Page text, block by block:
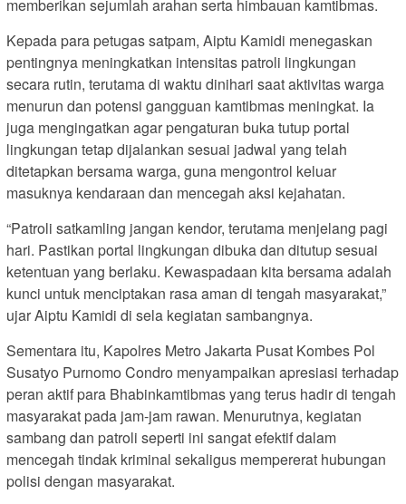
memberikan sejumlah arahan serta himbauan kamtibmas.
Kepada para petugas satpam, Aiptu Kamidi menegaskan
pentingnya meningkatkan intensitas patroli lingkungan
secara rutin, terutama di waktu dinihari saat aktivitas warga
menurun dan potensi gangguan kamtibmas meningkat. Ia
juga mengingatkan agar pengaturan buka tutup portal
lingkungan tetap dijalankan sesuai jadwal yang telah
ditetapkan bersama warga, guna mengontrol keluar
masuknya kendaraan dan mencegah aksi kejahatan.
“Patroli satkamling jangan kendor, terutama menjelang pagi
hari. Pastikan portal lingkungan dibuka dan ditutup sesuai
ketentuan yang berlaku. Kewaspadaan kita bersama adalah
kunci untuk menciptakan rasa aman di tengah masyarakat,”
ujar Aiptu Kamidi di sela kegiatan sambangnya.
Sementara itu, Kapolres Metro Jakarta Pusat Kombes Pol
Susatyo Purnomo Condro menyampaikan apresiasi terhadap
peran aktif para Bhabinkamtibmas yang terus hadir di tengah
masyarakat pada jam-jam rawan. Menurutnya, kegiatan
sambang dan patroli seperti ini sangat efektif dalam
mencegah tindak kriminal sekaligus mempererat hubungan
polisi dengan masyarakat.